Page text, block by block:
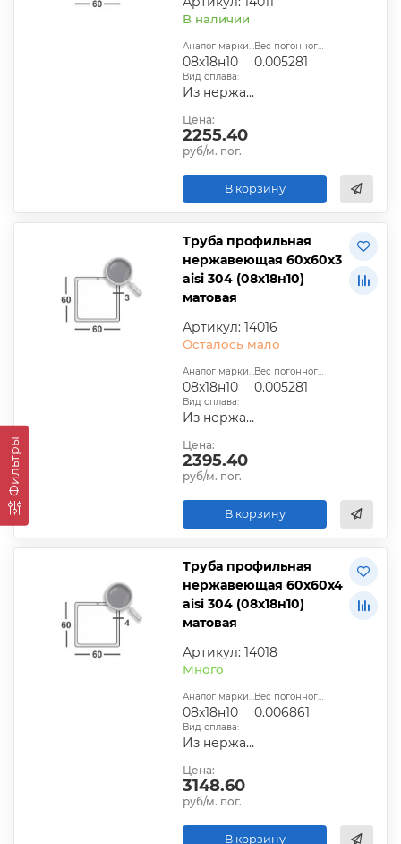
Фильтры
В наличии
Аналог марки стали:
08х18н10
Вес погонного метра, т.:
0.005281
Вид сплава:
Из нержавеющей стали
Цена:
2255.40
руб/м. пог.
В корзину
Труба профильная
нержавеющая 60х60х3
aisi 304 (08х18н10)
матовая
Артикул: 14016
Осталось мало
Аналог марки стали:
08х18н10
Вес погонного метра, т.:
0.005281
Вид сплава:
Из нержавеющей стали
Цена:
2395.40
руб/м. пог.
В корзину
Труба профильная
нержавеющая 60х60х4
aisi 304 (08х18н10)
матовая
Артикул: 14018
Много
Аналог марки стали:
08х18н10
Вес погонного метра, т.:
0.006861
Вид сплава:
Из нержавеющей стали
Цена:
3148.60
руб/м. пог.
В корзину